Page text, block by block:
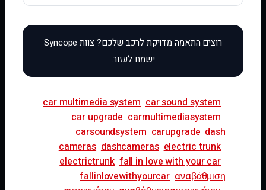
car multimedia system car sound system
car upgrade carmultimediasystem
carsoundsystem carupgrade dash
cameras dashcameras electric trunk
electrictrunk fall in love with your car
fallinlovewithyourcar αναβάθμιση